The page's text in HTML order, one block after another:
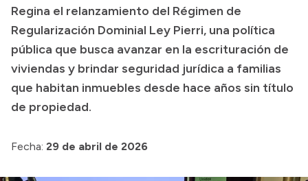
Regina el relanzamiento del Régimen de
Regularización Dominial Ley Pierri, una política
pública que busca avanzar en la escrituración de
viviendas y brindar seguridad jurídica a familias
que habitan inmuebles desde hace años sin título
de propiedad.
Fecha: 29 de abril de 2026